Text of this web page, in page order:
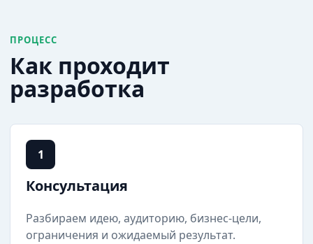
ПРОЦЕСС
Как проходит
разработка
1
Консультация
Разбираем идею, аудиторию, бизнес-цели,
ограничения и ожидаемый результат.